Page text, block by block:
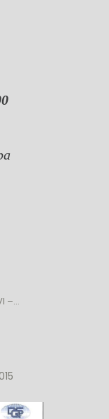
–...